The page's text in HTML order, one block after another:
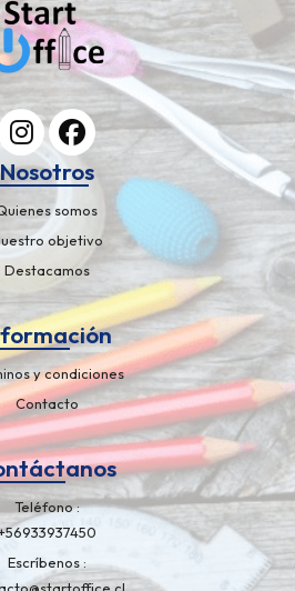
Nosotros
somos
objetivo
Destacamos
y condiciones
Contacto
Teléfono
Escríbenos